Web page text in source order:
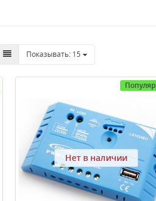
Показывать: 15
Нет в наличии